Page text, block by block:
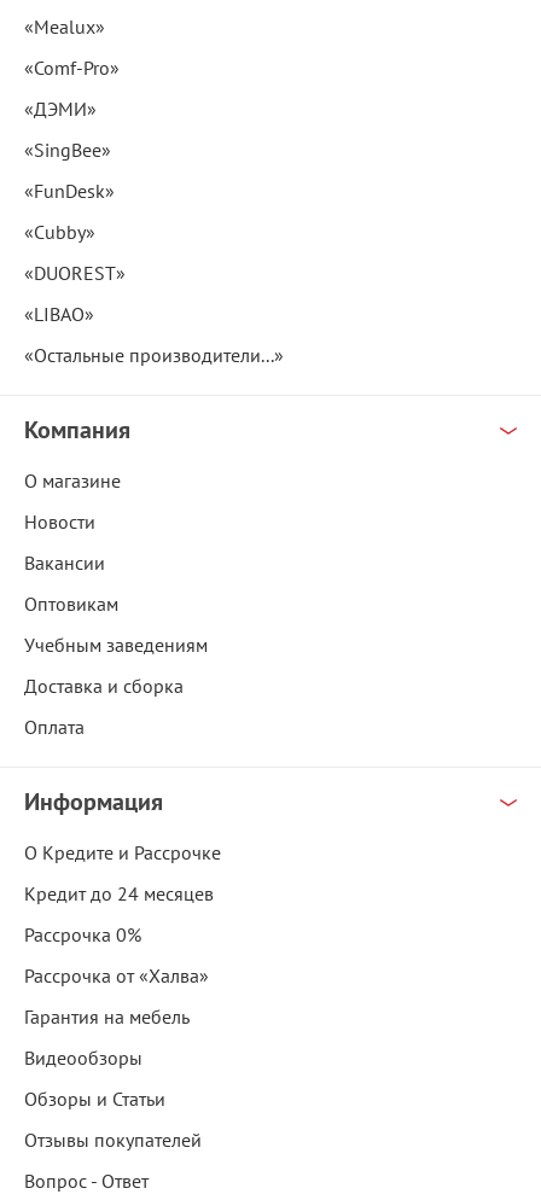
«Mealux»
«Comf-Pro»
«ДЭМИ»
«SingBee»
«FunDesk»
«Cubby»
«DUOREST»
«LIBAO»
«Остальные производители...»
Компания
О магазине
Новости
Вакансии
Оптовикам
Учебным заведениям
Доставка и сборка
Оплата
Информация
О Кредите и Рассрочке
Кредит до 24 месяцев
Рассрочка 0%
Рассрочка от «Халва»
Гарантия на мебель
Видеообзоры
Обзоры и Статьи
Отзывы покупателей
Вопрос - Ответ